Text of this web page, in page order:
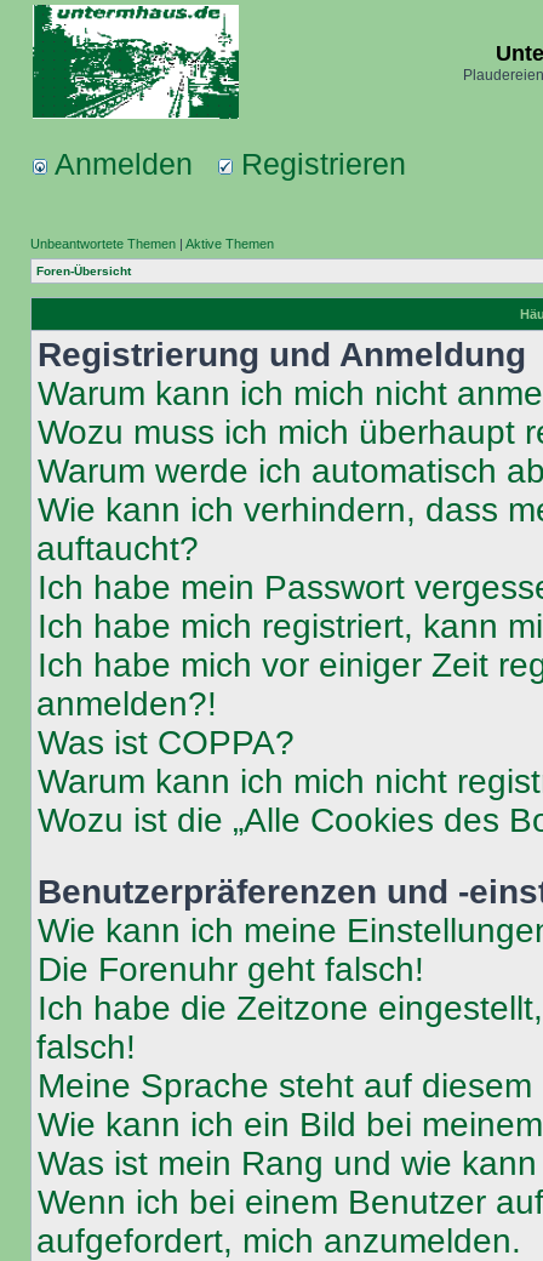
Anmelden Registrieren
Unbeantwortete Themen | Aktive Themen
Foren-Übersicht
Registrierung und Anmeldung
Warum kann ich mich nicht
Wozu muss ich mich überhaupt
Warum werde ich automatisch
Wie kann ich verhindern, dass
auftaucht?
Ich habe mein Passwort
Ich habe mich registriert, kann
Ich habe mich vor einiger Zeit
anmelden?!
Was ist COPPA?
Warum kann ich mich nicht
Wozu ist die „Alle Cookies des
Benutzerpräferenzen und -
Wie kann ich meine
Die Forenuhr geht falsch!
Ich habe die Zeitzone
falsch!
Meine Sprache steht auf
Wie kann ich ein Bild bei
Was ist mein Rang und wie
Wenn ich bei einem Benutzer
aufgefordert, mich anzumelden.